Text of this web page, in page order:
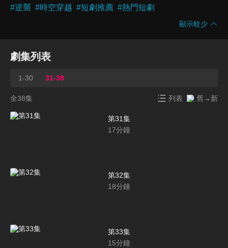
#逆襲 #時空穿越 #短劇推薦 #熱門短劇
顯示較少
劇集列表
1-30 31-38
全38集 列表 舊→新
第31集
17分鐘
第32集
18分鐘
第33集
15分鐘